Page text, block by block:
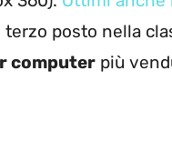
posto nella
computer più